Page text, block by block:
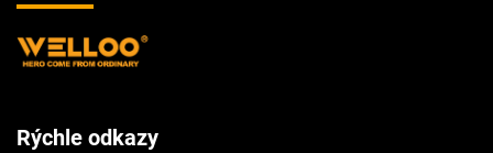
Rýchle odkazy